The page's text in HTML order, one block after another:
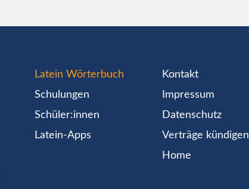
Latein Wörterbuch
Schulungen
Schüler:innen
Latein-Apps
Kontakt
Impressum
Datenschutz
Verträge kündigen
Home